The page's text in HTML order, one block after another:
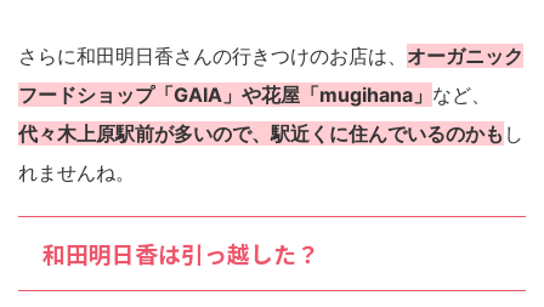
さらに和田明日香さんの行きつけのお店は、 オーガニック
フードショップ「GAIA」や花屋「mugihana」 など、
代々木上原駅前が多いので、駅近くに住んでいるのかも し
れませんね。
和田明日香は引っ越した？